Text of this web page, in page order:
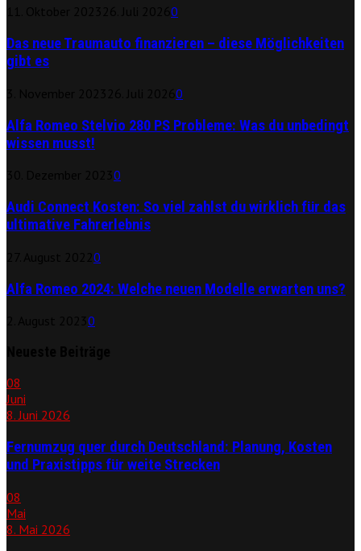
0
Das neue Traumauto finanzieren – diese Möglichkeiten
gibt es
0
Alfa Romeo Stelvio 280 PS Probleme: Was du unbedingt
wissen musst!
0
Audi Connect Kosten: So viel zahlst du wirklich für das
ultimative Fahrerlebnis
0
Alfa Romeo 2024: Welche neuen Modelle erwarten uns?
0
08
Juni
8. Juni 2026
Fernumzug quer durch Deutschland: Planung, Kosten
und Praxistipps für weite Strecken
08
Mai
8. Mai 2026